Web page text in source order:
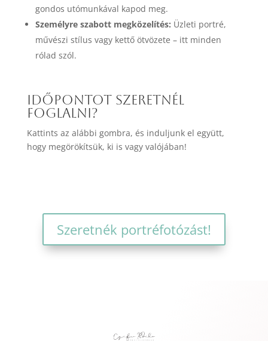
gondos utómunkával kapod meg.
Személyre szabott megközelítés: Üzleti portré,
művészi stílus vagy kettő ötvözete – itt minden
rólad szól.
Időpontot szeretnél
foglalni?
Kattints az alábbi gombra, és induljunk el együtt,
hogy megörökítsük, ki is vagy valójában!
Szeretnék portréfotózást!